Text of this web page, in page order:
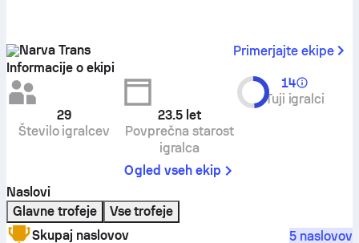
Narva Trans
Primerjajte ekipe
Informacije o ekipi
29
Število igralcev
23.5 let
Povprečna starost
igralca
14
Tuji igralci
Ogled vseh ekip
Naslovi
Glavne trofeje
Vse trofeje
Skupaj naslovov
5 naslovov